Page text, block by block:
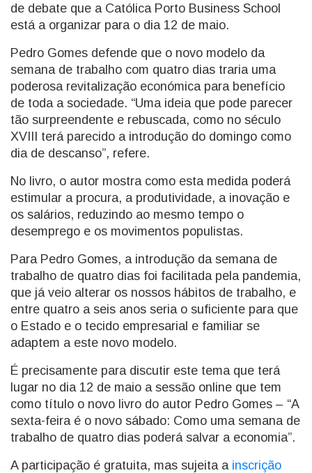
de debate que a Católica Porto Business School
está a organizar para o dia 12 de maio.
Pedro Gomes defende que o novo modelo da
semana de trabalho com quatro dias traria uma
poderosa revitalização económica para benefício
de toda a sociedade. “Uma ideia que pode parecer
tão surpreendente e rebuscada, como no século
XVIII terá parecido a introdução do domingo como
dia de descanso”, refere.
No livro, o autor mostra como esta medida poderá
estimular a procura, a produtividade, a inovação e
os salários, reduzindo ao mesmo tempo o
desemprego e os movimentos populistas.
Para Pedro Gomes, a introdução da semana de
trabalho de quatro dias foi facilitada pela pandemia,
que já veio alterar os nossos hábitos de trabalho, e
entre quatro a seis anos seria o suficiente para que
o Estado e o tecido empresarial e familiar se
adaptem a este novo modelo.
É precisamente para discutir este tema que terá
lugar no dia 12 de maio a sessão online que tem
como título o novo livro do autor Pedro Gomes – “A
sexta-feira é o novo sábado: Como uma semana de
trabalho de quatro dias poderá salvar a economia”.
A participação é gratuita, mas sujeita a inscrição